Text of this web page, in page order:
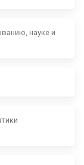
науке и